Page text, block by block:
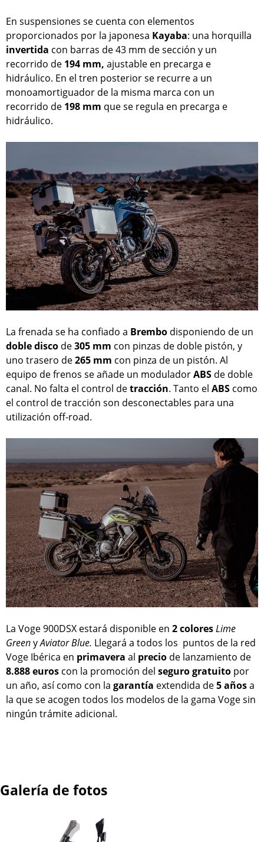
En suspensiones se cuenta con elementos
proporcionados por la japonesa Kayaba: una horquilla
invertida con barras de 43 mm de sección y un
recorrido de 194 mm, ajustable en precarga e
hidráulico. En el tren posterior se recurre a un
monoamortiguador de la misma marca con un
recorrido de 198 mm que se regula en precarga e
hidráulico.
La frenada se ha confiado a Brembo disponiendo de un
doble disco de305 mm con pinzas de doble pistón, y
uno trasero de265 mm con pinza de un pistón. Al
equipo de frenos se añade un moduladorABS de doble
canal. No falta el control detracción. Tanto el ABS como
el control de tracción son desconectables para una
utilización off-road.
La Voge 900DSX estará disponible en 2 coloresLime
GreenyAviator Blue. Llegará a todos los puntos de la red
Voge Ibérica en primavera al precio de lanzamiento de
8.888 euros con la promoción del segurogratuito por
un año, así como con la garantía extendida de5 añosa
la que se acogen todos los modelos de la gama Voge sin
ningún trámite adicional.
Galería de fotos